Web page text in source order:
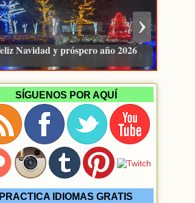
newsletter sobre finanzas
e inversión
Navidad y próspero año 2026
›
SÍGUENOS POR AQUÍ
PRACTICA IDIOMAS GRATIS